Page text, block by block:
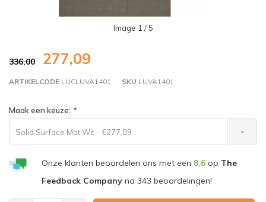
Image 1 / 5
336,00 277,09
ARTIKELCODE LUCLUVA1401 SKU LUVA1401
Maak een keuze: *
Solid Surface Mat Wit - €277,09
Onze klanten beoordelen ons met een 8,6op The
Feedback Companyna 343 beoordelingen!